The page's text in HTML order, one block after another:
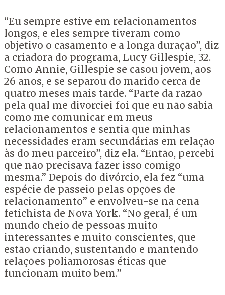
“Eu sempre estive em relacionamentos
longos, e eles sempre tiveram como
objetivo o casamento e a longa duração”, diz
a criadora do programa, Lucy Gillespie, 32.
Como Annie, Gillespie se casou jovem, aos
26 anos, e se separou do marido cerca de
quatro meses mais tarde. “Parte da razão
pela qual me divorciei foi que eu não sabia
como me comunicar em meus
relacionamentos e sentia que minhas
necessidades eram secundárias em relação
às do meu parceiro”, diz ela. “Então, percebi
que não precisava fazer isso comigo
mesma.” Depois do divórcio, ela fez “uma
espécie de passeio pelas opções de
relacionamento” e envolveu-se na cena
fetichista de Nova York. “No geral, é um
mundo cheio de pessoas muito
interessantes e muito conscientes, que
estão criando, sustentando e mantendo
relações poliamorosas éticas que
funcionam muito bem.”